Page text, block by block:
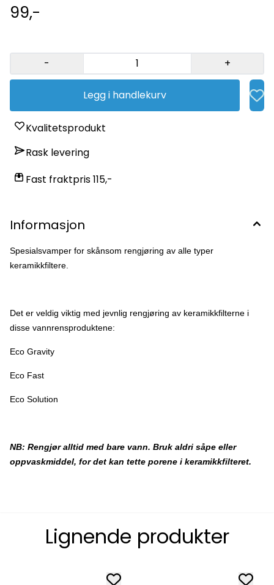
99,-
- +
Legg i handlekurv
Kvalitetsprodukt
Rask levering
Fast fraktpris 115,-
Informasjon
Spesialsvamper for skånsom rengjøring av alle typer
keramikkfiltere.
Det er veldig viktig med jevnlig rengjøring av keramikkfilterne i
disse vannrensproduktene:
Eco Gravity
Eco Fast
Eco Solution
NB: Rengjør alltid med bare vann. Bruk aldri såpe eller
oppvaskmiddel, for det kan tette porene i keramikkfilteret.
Lignende produkter